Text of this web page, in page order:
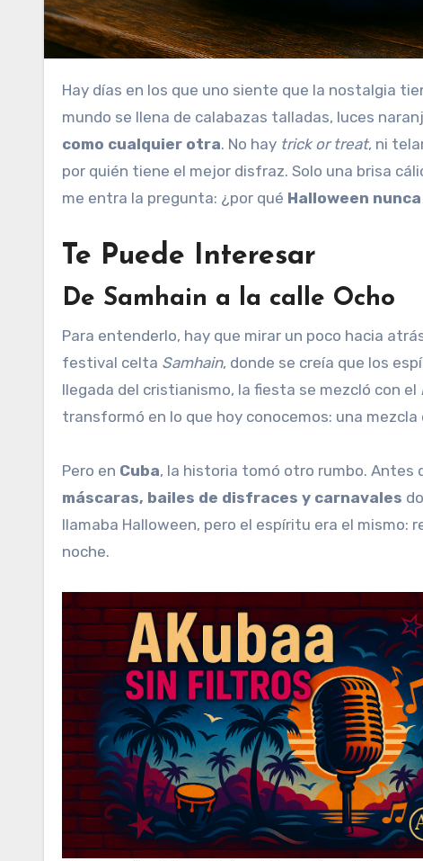
Hay días en los que uno siente que la nostalgia tiene su propio disfraz.Cada 31 de octubre, mientras medio
mundo se llena de calabazas talladas, luces
como cualquier otra. No hay trick or treat, ni
por quién tiene el mejor disfraz. Solo una brisa
me entra la pregunta: ¿por qué Halloween
Te Puede Interesar
De Samhain a la calle Ocho
Para entenderlo, hay que mirar un poco hacia
festival celta Samhain, donde se creía que los
llegada del cristianismo, la fiesta se mezcló con el
transformó en lo que hoy conocemos: una mezcla
Pero en Cuba, la historia tomó otro rumbo. Antes
máscaras, bailes de disfraces y carnavales
llamaba Halloween, pero el espíritu era el mismo:
noche.